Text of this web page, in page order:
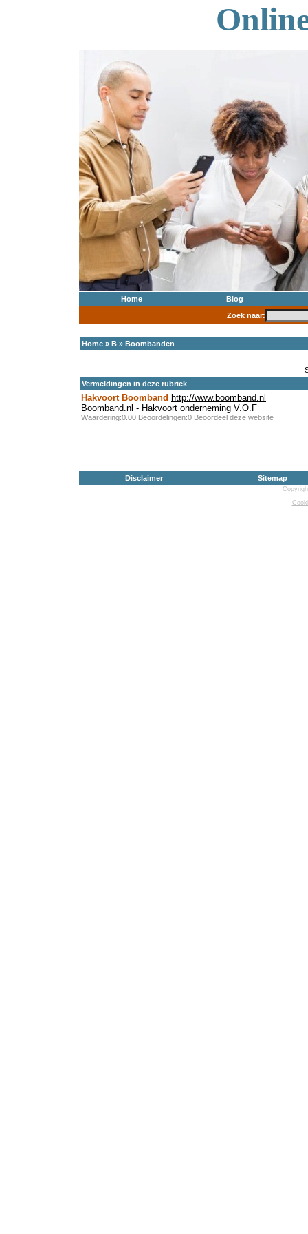
Home
Blog
Zoek naar:
Home » B » Boombanden
Vermeldingen in deze rubriek
Hakvoort Boomband http://www.boomband.nl
Boomband.nl - Hakvoort onderneming V.O.F
Waardering:0.00 Beoordelingen:0 Beoordeel deze website
Disclaimer Sitemap